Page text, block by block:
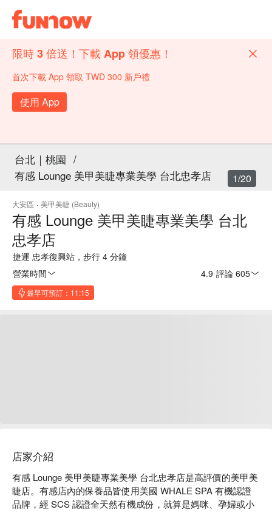
限時 3 倍送！下載 App 領優惠！
首次下載 App 領取 TWD 300 新戶禮
使用 App
台北｜桃園 /
有感 Lounge 美甲美睫專業美學 台北忠孝店
大安區 · 美甲美睫 (Beauty)
有感 Lounge 美甲美睫專業美學 台北
忠孝店
捷運 忠孝復興站，步行 4 分鐘
營業時間
4.9 評論 605
最早可預訂：11:15
1/20
店家介紹
有感 Lounge 美甲美睫專業美學 台北忠孝店是高評價的美甲美
睫店。有感店內的保養品皆使用美國 WHALE SPA 有機認證
品牌，經 SCS 認證全天然有機成份，就算是媽咪、孕婦或小